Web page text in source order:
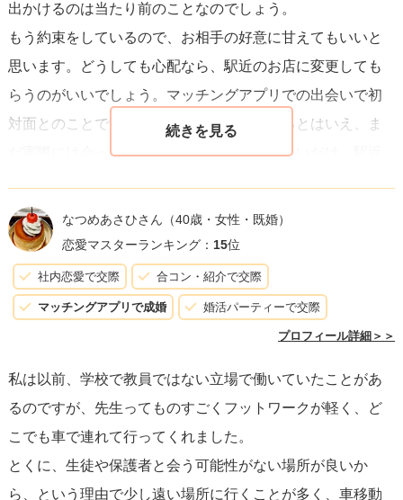
出かけるのは当たり前のことなのでしょう。
もう約束をしているので、お相手の好意に甘えてもいいと
思います。どうしても心配なら、駅近のお店に変更しても
らうのがいいでしょう。マッチングアプリでの出会いで初
対面とのことですので、やり取りをしているとはいえ、ま
だ実際には会っていない状態。１回目の出会いだけ、駅近
なつめあさひさん （40歳・女性・既婚）
恋愛マスターランキング： 15位
社内恋愛で交際 合コン・紹介で交際
マッチングアプリで成婚 婚活パーティーで交際
プロフィール詳細＞＞
私は以前、学校で教員ではない立場で働いていたことがあ
るのですが、先生ってものすごくフットワークが軽く、ど
こでも車で連れて行ってくれました。
とくに、生徒や保護者と会う可能性がない場所が良いか
ら、という理由で少し遠い場所に行くことが多く、車移動